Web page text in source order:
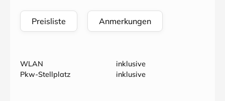
Preisliste Anmerkungen
WLAN
inklusive
Pkw-Stellplatz
inklusive